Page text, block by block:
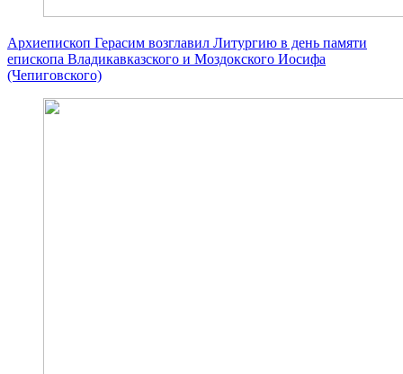
Архиепископ Герасим возглавил Литургию в день памяти
епископа Владикавказского и Моздокского Иосифа
(Чепиговского)